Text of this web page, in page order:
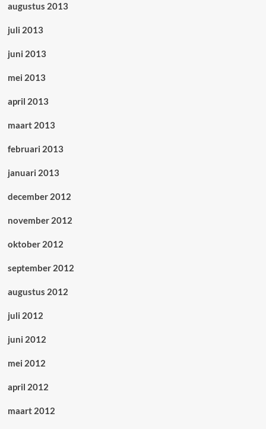
augustus 2013
juli 2013
juni 2013
mei 2013
april 2013
maart 2013
februari 2013
januari 2013
december 2012
november 2012
oktober 2012
september 2012
augustus 2012
juli 2012
juni 2012
mei 2012
april 2012
maart 2012